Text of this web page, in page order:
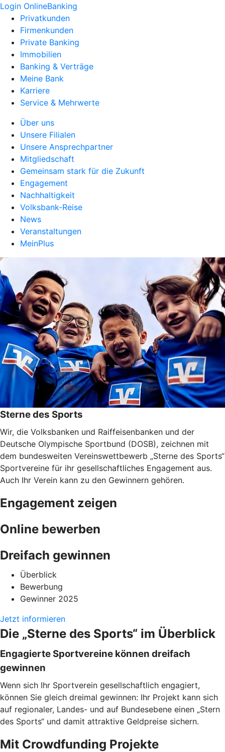
Login OnlineBanking
Privatkunden
Firmenkunden
Private Banking
Immobilien
Banking & Verträge
Meine Bank
Karriere
Service & Mehrwerte
Über uns
Unsere Filialen
Unsere Ansprechpartner
Mitgliedschaft
Gemeinsam stark für die Zukunft
Engagement
Nachhaltigkeit
Volksbank-Reise
News
Veranstaltungen
MeinPlus
Sterne des Sports
Wir, die Volksbanken und Raiffeisenbanken und der
Deutsche Olympische Sportbund (DOSB), zeichnen mit
dem bundesweiten Vereinswettbewerb „Sterne des Sports“
Sportvereine für ihr gesellschaftliches Engagement aus.
Auch Ihr Verein kann zu den Gewinnern gehören.
Engagement zeigen
Online bewerben
Dreifach gewinnen
Überblick
Bewerbung
Gewinner 2025
Jetzt informieren
Die „Sterne des Sports“ im Überblick
Engagierte Sportvereine können dreifach
gewinnen
Wenn sich Ihr Sportverein gesellschaftlich engagiert,
können Sie gleich dreimal gewinnen: Ihr Projekt kann sich
auf regionaler, Landes- und auf Bundesebene einen „Stern
des Sports“ und damit attraktive Geldpreise sichern.
Mit Crowdfunding Projekte